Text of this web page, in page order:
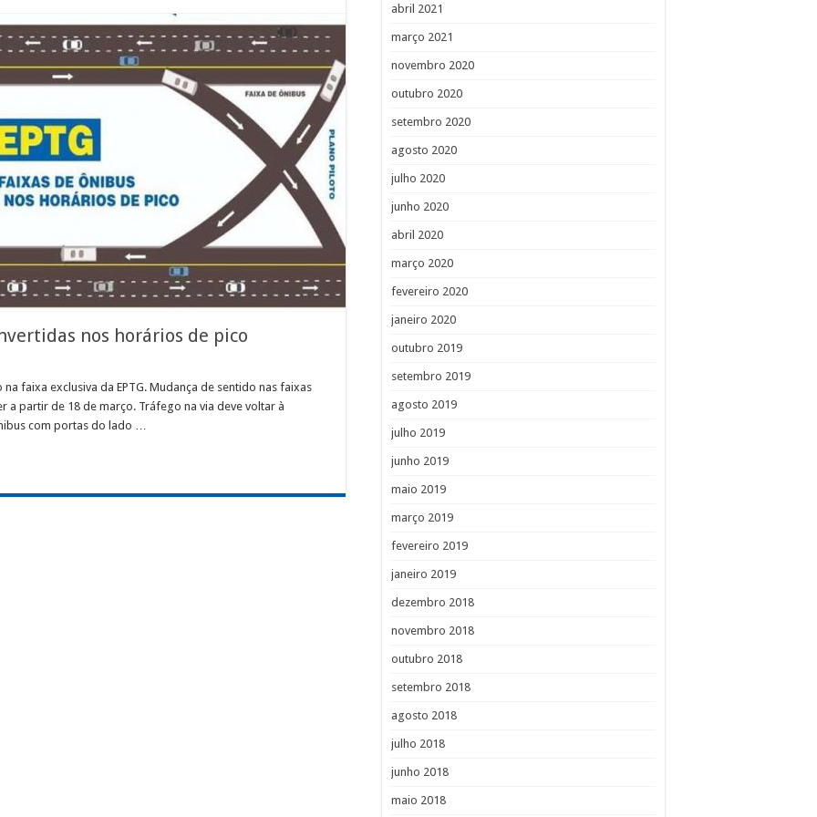
nos horários de pico
faixa exclusiva da EPTG. Mudança de sentido nas faixas
a partir de 18 de março. Tráfego na via deve voltar à
com portas do lado …
abril 2021
março 2021
novembro 2020
outubro 2020
setembro 2020
agosto 2020
julho 2020
junho 2020
abril 2020
março 2020
fevereiro 2020
janeiro 2020
outubro 2019
setembro 2019
agosto 2019
julho 2019
junho 2019
maio 2019
março 2019
fevereiro 2019
janeiro 2019
dezembro 2018
novembro 2018
outubro 2018
setembro 2018
agosto 2018
julho 2018
junho 2018
maio 2018